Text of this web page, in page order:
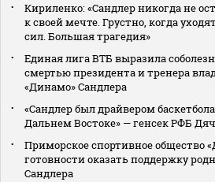
Кириленко: «Сандлер никогда не
к своей мечте. Грустно, когда
сил. Большая трагедия»
Единая лига ВТБ выразила
смертью президента и тренера
«Динамо» Сандлера
«Сандлер был драйвером
Дальнем Востоке» — генсек РФБ
Приморское спортивное общество
готовности оказать поддержку
Сандлера